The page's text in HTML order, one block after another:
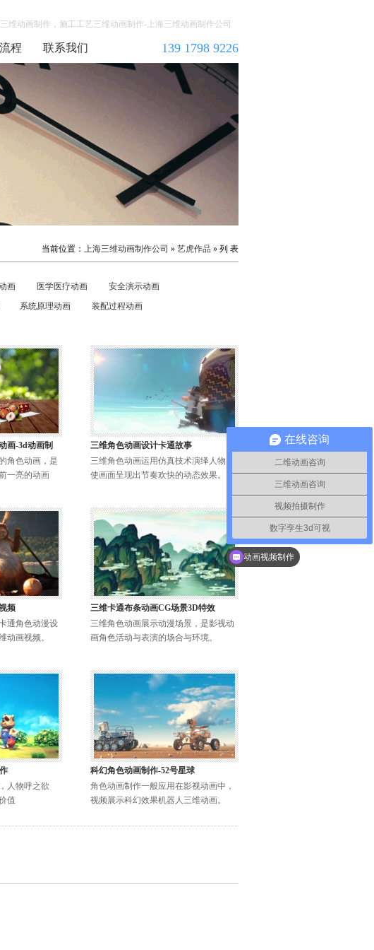
维动画制作，施工工艺三维动画制作-上海三维动画制作公司
程 联系我们 139 1798 9226
当前位置： 上海三维动画制作公司 » 艺虎作品 » 列 表
画 医学医疗动画
安全演示动画
系统原理动画 装配过程动画
画-3d动画制
角色动画，是
一亮的动画
三维角色动画设计卡通故事
三维角色动画运用仿真技术演绎人物，
使画面呈现出节奏欢快的动态效果。
频
通角色动漫设
动画视频。
三维卡通布条动画CG场景3D特效
三维角色动画展示动漫场景，是影视动
画角色活动与表演的场合与环境。
人物呼之欲
值
科幻角色动画制作-52号星球
角色动画制作一般应用在影视动画中，
视频展示科幻效果机器人三维动画。
在线咨询
二维动画咨询
三维动画咨询
视频拍摄制作
数字孪生3d可视
动画视频制作
你们是怎么收费的呢？